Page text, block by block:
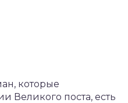
которые
Великого поста, есть